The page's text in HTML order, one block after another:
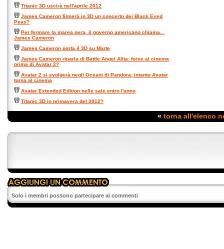
Titanic 3D uscirà nell'aprile 2012
James Cameron filmerà in 3D un concerto dei Black Eyed
Peas?
Per fermare la marea nera, il governo americano chiama...
James Cameron
James Cameron porta il 3D su Marte
James Cameron riparla di Battle Angel Alita: forse al cinema
prima di Avatar 2?
Avatar 2 si svolgerà negli Oceani di Pandora; intanto Avatar
torna al cinema
Avatar Extended Edition nelle sale entro l'anno
Titanic 3D in primavera del 2012?
« torna all'elenco
Solo i membri possono partecipare ai commenti